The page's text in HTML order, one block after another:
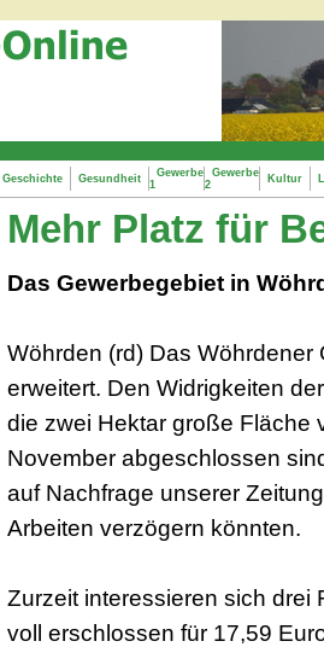
Geschichte Gesundheit
Gewerbe
1
Gewerbe
2
Kultur
Mehr Platz für
Das Gewerbegebiet in
Wöhrden (rd) Das
erweitert. Den Widrigkeiten
die zwei Hektar große Fläche
November abgeschlossen
auf Nachfrage unserer
Arbeiten verzögern könnten.
Zurzeit interessieren sich drei
voll erschlossen für 17,59